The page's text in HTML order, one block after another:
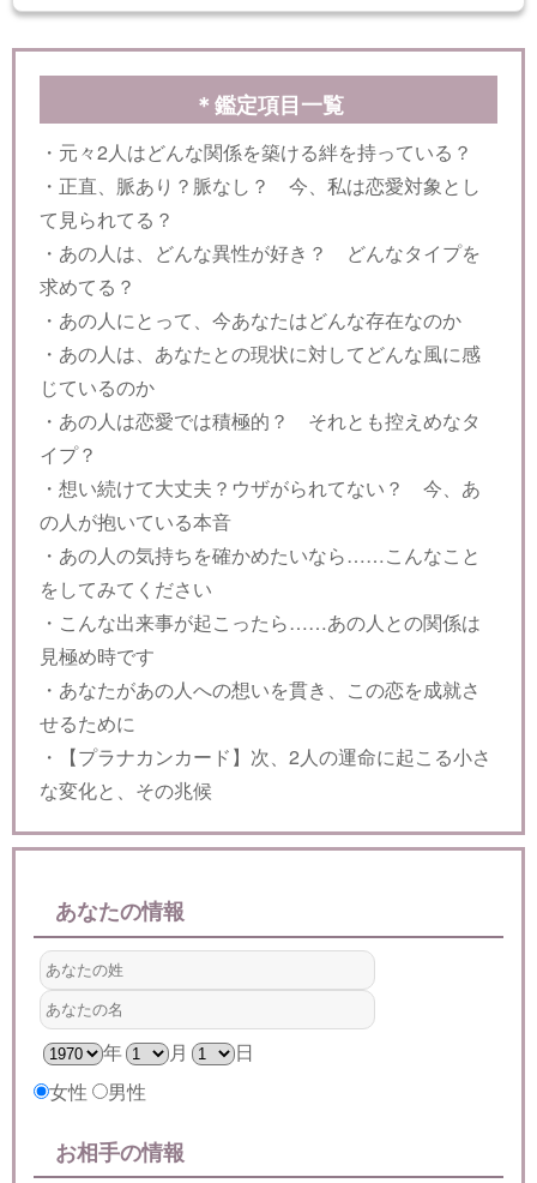
＊鑑定項目一覧
・元々2人はどんな関係を築ける絆を持っている？
・正直、脈あり？脈なし？ 今、私は恋愛対象とし
て見られてる？
・あの人は、どんな異性が好き？ どんなタイプを
求めてる？
・あの人にとって、今あなたはどんな存在なのか
・あの人は、あなたとの現状に対してどんな風に感
じているのか
・あの人は恋愛では積極的？ それとも控えめなタ
イプ？
・想い続けて大丈夫？ウザがられてない？ 今、あ
の人が抱いている本音
・あの人の気持ちを確かめたいなら……こんなこと
をしてみてください
・こんな出来事が起こったら……あの人との関係は
見極め時です
・あなたがあの人への想いを貫き、この恋を成就さ
せるために
・【プラナカンカード】次、2人の運命に起こる小さ
な変化と、その兆候
あなたの情報
年 月
日
女性
男性
お相手の情報